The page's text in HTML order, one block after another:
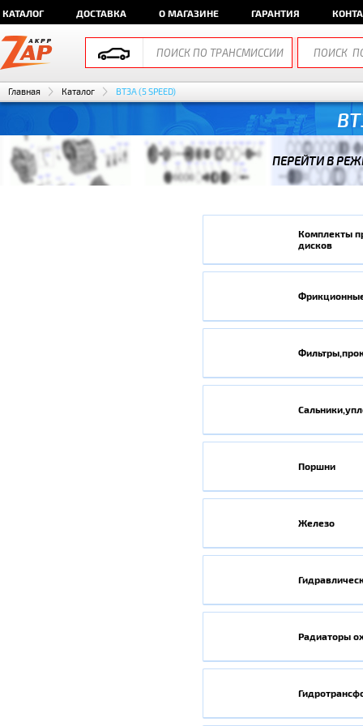
КАТАЛОГ ДОСТАВКА О МАГАЗИНЕ ГАРАНТИЯ
Главная Каталог BT3A (5 SPEED)
ПЕРЕЙТИ В
Комплекты
дисков
Поршни
Железо
Радиаторы